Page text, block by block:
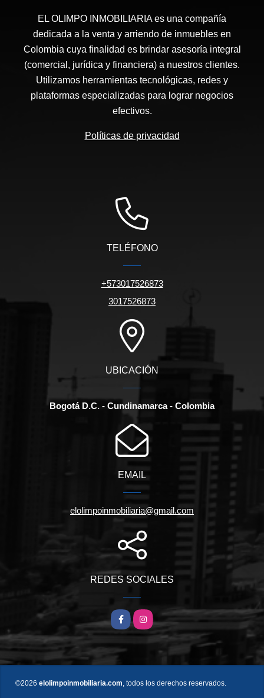
EL OLIMPO INMOBILIARIA es una compañía
dedicada a la venta y arriendo de inmuebles en
Colombia cuya finalidad es brindar asesoría integral
(comercial, jurídica y financiera) a nuestros clientes.
Utilizamos herramientas tecnológicas, redes y
plataformas especializadas para lograr negocios
efectivos.
Políticas de privacidad
TELÉFONO
+573017526873
3017526873
UBICACIÓN
Bogotá D.C. - Cundinamarca - Colombia
EMAIL
elolimpoinmobiliaria@gmail.com
REDES SOCIALES
FacebookInstagram
©2026 elolimpoinmobiliaria.com, todos los derechos reservados.